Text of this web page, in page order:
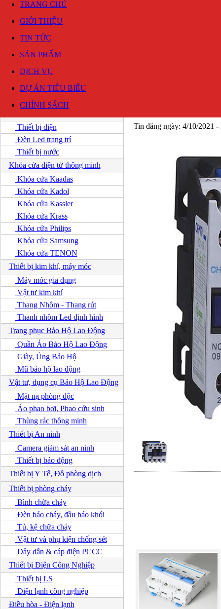
TRANG CHỦ
GIỚI THIỆU
TIN TỨC
SẢN PHẨM
DỊCH VỤ
DỰ ÁN TIÊU BIỂU
CHÍNH SÁCH
Thiết bị điện
Đèn Led trang trí
Thiết bị nước
Khóa cửa điện tử thông minh
Khóa cửa Kaadas
Khóa cửa Kadol
Khóa cửa Kassler
Khóa cửa Krass
Khóa cửa Philips
Khóa cửa Samsung
Khóa cửa TENON
Thiết bị kim khí, máy móc
Máy móc gia dụng
Vật tư kim khí
Thang Nhôm - Thang rút
Thanh nhôm Led định hình
Trang phục Bảo Hộ Lao Động
Quần Áo Bảo Hộ Lao Động
Giày, Ủng Bảo Hộ
Mũ bảo hộ lao động
Vật tư, dụng cụ Bảo Hộ Lao Động
Mặt nạ phòng độc
Áo phao bơi, Phao cứu sinh
Thùng rác thông minh
Thiết bị An ninh
Camera giám sát an ninh
Thiết bị báo động
Thiết bị Y Tế, Đồ phòng dịch
Thiết bị phòng cháy
Bình chữa cháy
Đèn báo cháy, đầu báo khói
Tủ, kệ chữa cháy
Vật tư và phụ kiện chống sét
Dây dẫn & cáp điện PCCC
Thiết bị Điện Công Nghiệp
Thiết bị LS
Điện lạnh công nghiệp
Điều hòa - Điện lạnh
Tin đăng ngày: 4/10/2021